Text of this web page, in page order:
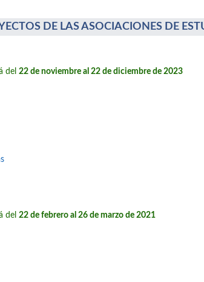
DE LAS ASOCIACIONES DE
del 22 de noviembre al 22 de diciembre de 2023
del 22 de febrero al 26 de marzo de 2021